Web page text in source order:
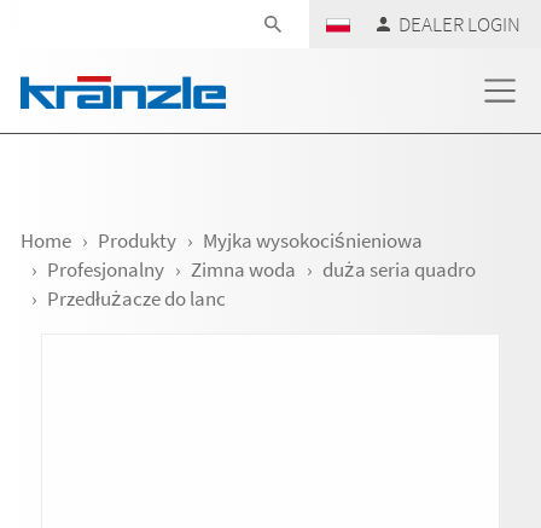
DEALER LOGIN
Home Produkty
Myjka wysokociśnieniowa
Profesjonalny
Zimna woda
duża seria quadro
Przedłużacze do lanc